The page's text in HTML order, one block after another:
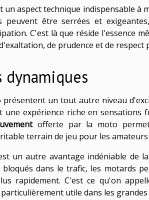
un aspect technique indispensable à
peuvent être serrées et
C'est là que réside l'essence
de prudence et de
dynamiques
présentent un tout autre niveau
expérience riche en sensations
offerte par la moto permet
terrain de jeu pour les amateurs
un autre avantage indéniable de
dans le trafic, les motards
rapidement. C'est ce qu'on
utile dans les